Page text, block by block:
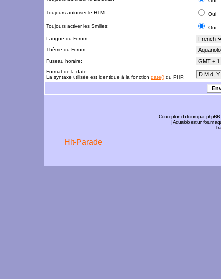
Toujours autoriser le HTML: Oui
Toujours activer les Smilies:
Oui
Langue du Forum:
Thème du Forum:
Fuseau horaire:
Format de la date:
La syntaxe utilisée est identique à la fonction date() du PHP.
Conception du forum par:phpBB
| Aquariolo est un forum